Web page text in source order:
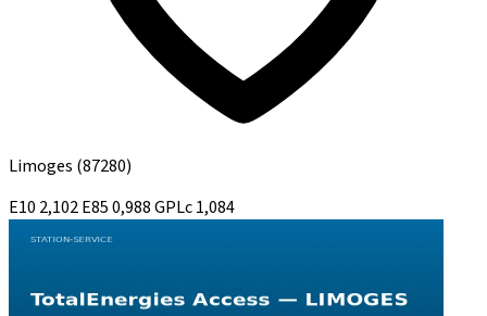
Limoges (87280)
E10 2,102E850,988GPLc1,084